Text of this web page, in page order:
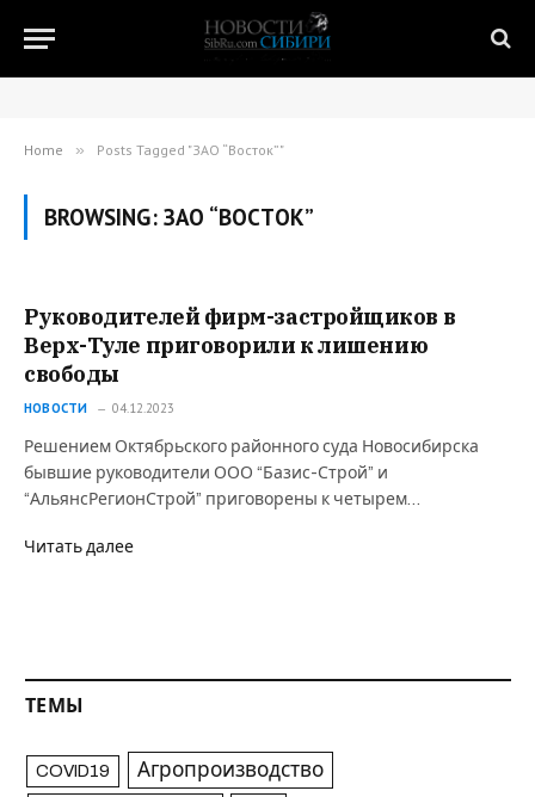
Home » Posts Tagged "ЗАО “Восток”"
BROWSING: ЗАО “ВОСТОК”
Руководителей фирм-застройщиков в
Верх-Туле приговорили к лишению
свободы
НОВОСТИ 04.12.2023
Решением Октябрьского районного суда Новосибирска
бывшие руководители ООО “Базис-Строй” и
“АльянсРегионСтрой” приговорены к четырем…
Читать далее
ТЕМЫ
COVID19 Агропроизводство